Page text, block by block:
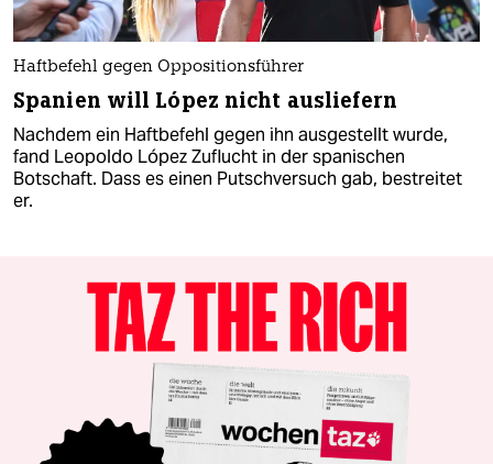
Haftbefehl gegen Oppositionsführer
Spanien will López nicht ausliefern
Nachdem ein Haftbefehl gegen ihn ausgestellt wurde,
fand Leopoldo López Zuflucht in der spanischen
Botschaft. Dass es einen Putschversuch gab, bestreitet
er.